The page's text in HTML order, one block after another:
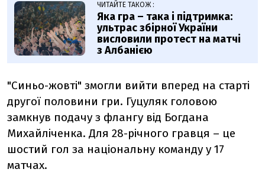
ЧИТАЙТЕ ТАКОЖ :
Яка гра – така і підтримка:
ультрас збірної України
висловили протест на матчі
з Албанією
"Синьо-жовті" змогли вийти вперед на старті
другої половини гри. Гуцуляк головою
замкнув подачу з флангу від Богдана
Михайліченка. Для 28-річного гравця – це
шостий гол за національну команду у 17
матчах.